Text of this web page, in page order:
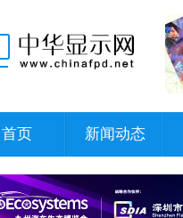
首页 新闻动态